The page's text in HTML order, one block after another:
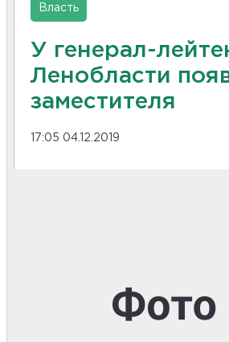
Власть
У генерал-
Ленобласти
заместителя
17:05 04.12.2019